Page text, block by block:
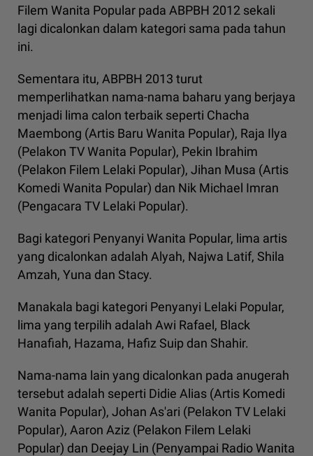
Filem Wanita Popular pada ABPBH 2012 sekali
lagi dicalonkan dalam kategori sama pada tahun
ini.
Sementara itu, ABPBH 2013 turut
memperlihatkan nama-nama baharu yang berjaya
menjadi lima calon terbaik seperti Chacha
Maembong (Artis Baru Wanita Popular), Raja Ilya
(Pelakon TV Wanita Popular), Pekin Ibrahim
(Pelakon Filem Lelaki Popular), Jihan Musa (Artis
Komedi Wanita Popular) dan Nik Michael Imran
(Pengacara TV Lelaki Popular).
Bagi kategori Penyanyi Wanita Popular, lima artis
yang dicalonkan adalah Alyah, Najwa Latif, Shila
Amzah, Yuna dan Stacy.
Manakala bagi kategori Penyanyi Lelaki Popular,
lima yang terpilih adalah Awi Rafael, Black
Hanafiah, Hazama, Hafiz Suip dan Shahir.
Nama-nama lain yang dicalonkan pada anugerah
tersebut adalah seperti Didie Alias (Artis Komedi
Wanita Popular), Johan As'ari (Pelakon TV Lelaki
Popular), Aaron Aziz (Pelakon Filem Lelaki
Popular) dan Deejay Lin (Penyampai Radio Wanita